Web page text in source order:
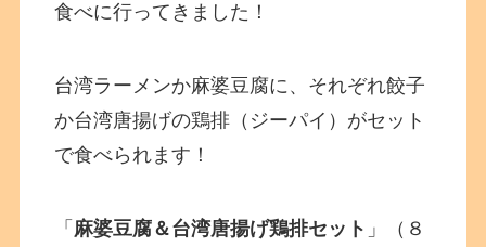
食べに行ってきました！
台湾ラーメンか麻婆豆腐に、それぞれ餃子
か台湾唐揚げの鶏排（ジーパイ）がセット
で食べられます！
「 麻婆豆腐＆台湾唐揚げ鶏排セット 」（８